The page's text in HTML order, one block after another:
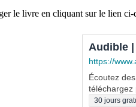
le livre en cliquant sur le lien ci-
Audible
https://
Écoutez
téléchargez
30 jours